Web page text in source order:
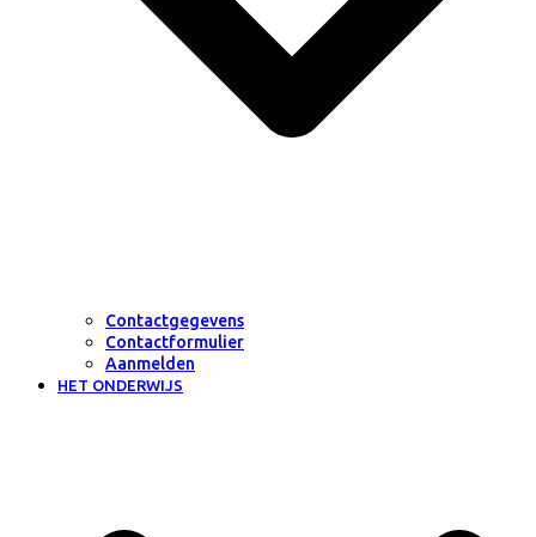
Contactgegevens
Contactformulier
Aanmelden
HET ONDERWIJS